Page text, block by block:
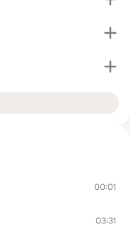
00:01
03:31